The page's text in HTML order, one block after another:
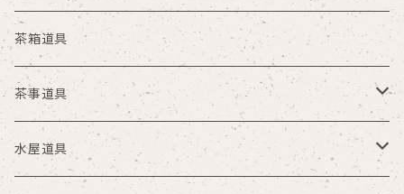
塗物 その他
茶箱道具
茶事道具
懐石具
水屋道具